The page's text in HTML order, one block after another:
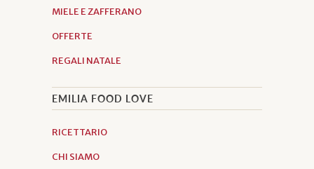
MIELE E ZAFFERANO
OFFERTE
REGALI NATALE
EMILIA FOOD LOVE
RICETTARIO
CHI SIAMO